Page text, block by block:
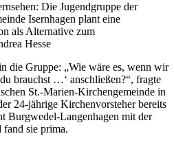
Die Jugendgruppe der
Isernhagen plant eine
als Alternative zum
Hesse
die Gruppe: „Wie wäre es, wenn wir
brauchst …‘ anschließen?“, fragte
St.-Marien-Kirchengemeinde in
24-jährige Kirchenvorsteher bereits
Burgwedel-Langenhagen mit der
fand sie prima.